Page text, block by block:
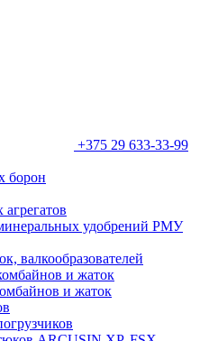
+375 29 633-33-99
борон
удобрений РМУ
валкообразователей
и жаток
и жаток